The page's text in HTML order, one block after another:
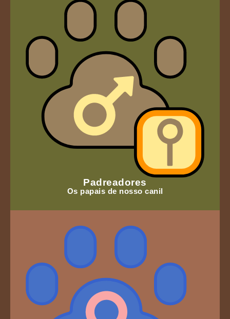
Padreadores
Os papais de nosso canil